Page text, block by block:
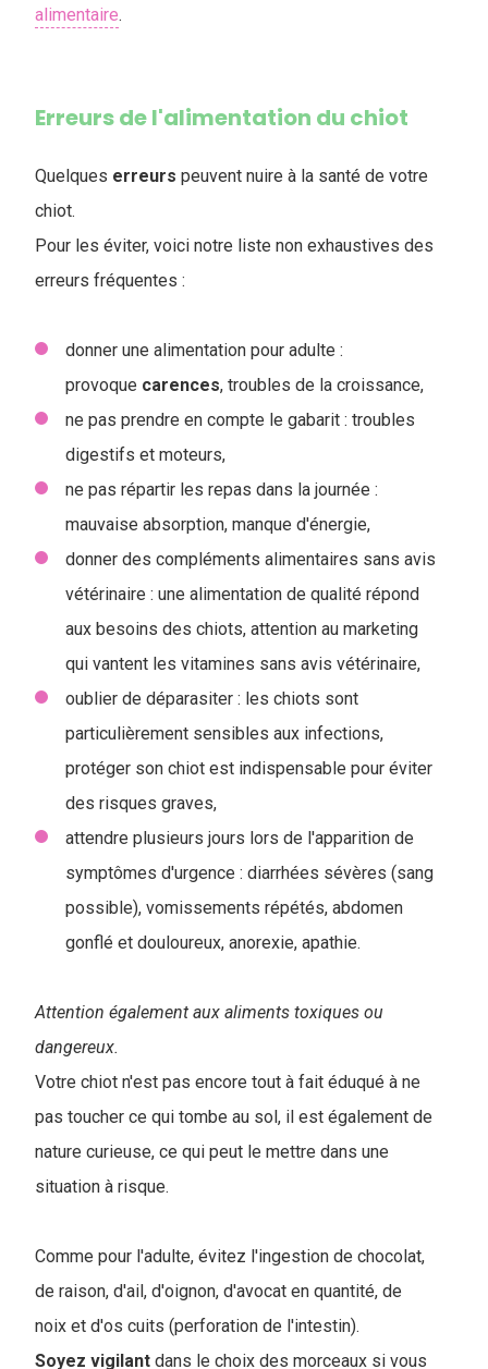
alimentaire.
Erreurs de l'alimentation du chiot
Quelques erreurs peuvent nuire à la santé de votre
chiot.
Pour les éviter, voici notre liste non exhaustives des
erreurs fréquentes :
donner une alimentation pour adulte :
provoque carences, troubles de la croissance,
ne pas prendre en compte le gabarit : troubles
digestifs et moteurs,
ne pas répartir les repas dans la journée :
mauvaise absorption, manque d'énergie,
donner des compléments alimentaires sans avis
vétérinaire : une alimentation de qualité répond
aux besoins des chiots, attention au marketing
qui vantent les vitamines sans avis vétérinaire,
oublier de déparasiter : les chiots sont
particulièrement sensibles aux infections,
protéger son chiot est indispensable pour éviter
des risques graves,
attendre plusieurs jours lors de l'apparition de
symptômes d'urgence : diarrhées sévères (sang
possible), vomissements répétés, abdomen
gonflé et douloureux, anorexie, apathie.
Attention également aux aliments toxiques ou
dangereux.
Votre chiot n'est pas encore tout à fait éduqué à ne
pas toucher ce qui tombe au sol, il est également de
nature curieuse, ce qui peut le mettre dans une
situation à risque.
Comme pour l'adulte, évitez l'ingestion de chocolat,
de raison, d'ail, d'oignon, d'avocat en quantité, de
noix et d'os cuits (perforation de l'intestin).
Soyez vigilant dans le choix des morceaux si vous